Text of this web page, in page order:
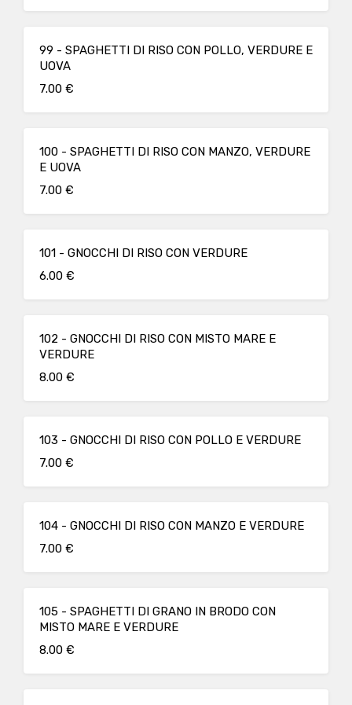
99 - SPAGHETTI DI RISO CON POLLO, VERDURE E
UOVA
7.00 €
100 - SPAGHETTI DI RISO CON MANZO, VERDURE
E UOVA
7.00 €
101 - GNOCCHI DI RISO CON VERDURE
6.00 €
102 - GNOCCHI DI RISO CON MISTO MARE E
VERDURE
8.00 €
103 - GNOCCHI DI RISO CON POLLO E VERDURE
7.00 €
104 - GNOCCHI DI RISO CON MANZO E VERDURE
7.00 €
105 - SPAGHETTI DI GRANO IN BRODO CON
MISTO MARE E VERDURE
8.00 €